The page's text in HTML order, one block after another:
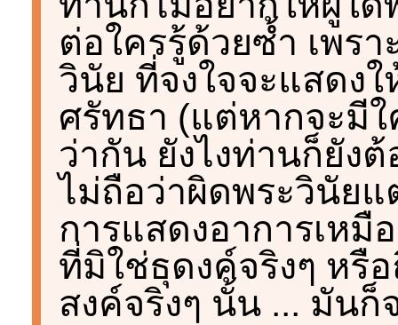
ต่อใครรู้ด้วยซ้ำ เพร
วินัย ที่จงใจจะแสดง
ศรัทธา (แต่หากจะมี
ว่ากัน ยังไงท่านก็ยัง
ไม่ถือว่าผิดพระวินัยแ
การแสดงอาการเหมื
ที่มิใช่ธุดงค์จริงๆ หรื
สงค์จริงๆ นั้น ... มันก็